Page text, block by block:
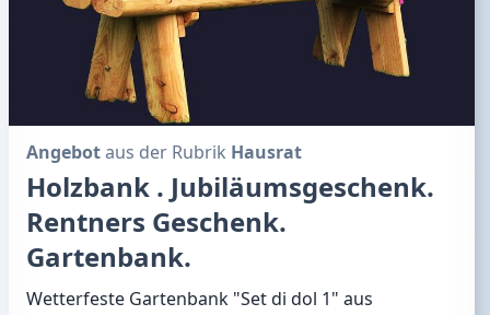
Angebotaus der Rubrik Hausrat
Holzbank . Jubiläumsgeschenk.
Rentners Geschenk.
Gartenbank.
Wetterfeste Gartenbank "Set di dol 1" aus